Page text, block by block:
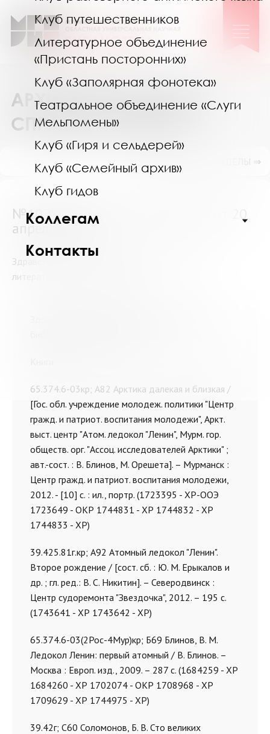
Клуб путешественников
Литературное объединение
«Пристань посторонних»
Клуб «Заполярная фонотека»
Театральное объединение «Слуги
Мельпомены»
Клуб «Гиря и сельдерей»
Клуб «Семейный архив»
Клуб гидов
Коллегам
Контакты
АРХИВ ВЫПОЛНЕННЫХ
СПРАВОК И ПОИСК
№10284 (Мурманская область) от 20
апреля 2018
Здравствуйте. пожалуйста вышлите мне список
литературы о ледоколе "Ленин"
65.374.6-03кр; А82 Арктика далекая и близкая /
[Гос. обл. учреждение молодеж. политики "Центр
гражд. и патриот. воспитания молодежи", Аркт.
выст. центр "Атом. ледокол "Ленин", Мурм. гор.
обществ. орг. "Ассоц. исследователей Арктики" ;
авт.-сост. : В. Блинов, М. Орешета]. – Мурманск :
Центр гражд. и патриот. воспитания молодежи,
2012. - [10] с. : ил., портр. (1723395 - ХР-ООЭ
1723649 - ОКР 1744831 - ХР 1744832 - ХР
1744833 - ХР)
39.425.81г.кр; А92 Атомный ледокол "Ленин".
Второе рождение / [сост. сб. : Ю. М. Ерыкалов и
др. ; гл. ред.: В. С. Никитин]. – Северодвинск :
Центр судоремонта "Звездочка", 2012. – 195 с.
(1743641 - ХР 1743642 - ХР)
65.374.6-03(2Рос-4Мур)кр; Б69 Блинов, В. М.
Ледокол Ленин: первый атомный / В. Блинов. –
Москва : Европ. изд., 2009. – 287 с. (1684259 - ХР
1684260 - ХР 1702074 - ОКР 1708968 - ХР
1709629 - ХР 1744975 - ХР)
39.42г; С60 Соломонов, Б. В. Сто великих
ПОКАЗАТЬ ПОДРАЗДЕЛЫ ⇒